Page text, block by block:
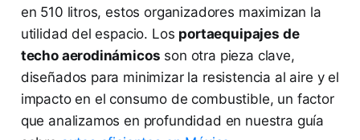
en 510 litros, estos organizadores maximizan la
utilidad del espacio. Los portaequipajes de
techo aerodinámicos son otra pieza clave,
diseñados para minimizar la resistencia al aire y el
impacto en el consumo de combustible, un factor
que analizamos en profundidad en nuestra guía